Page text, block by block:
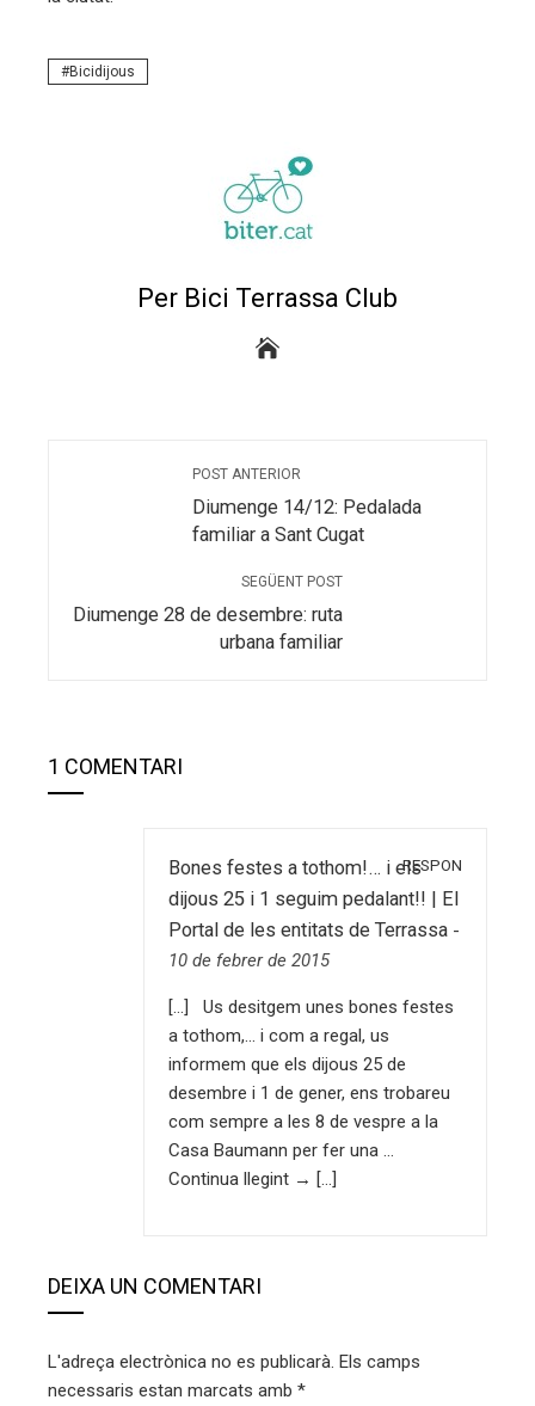
Bicidijous
Per Bici Terrassa Club
POST ANTERIOR
Diumenge 14/12: Pedalada
familiar a Sant Cugat
SEGÜENT POST
Diumenge 28 de desembre: ruta
urbana familiar
1 COMENTARI
Bones festes a tothom!… i els
dijous 25 i 1 seguim pedalant!! | El
Portal de les entitats de Terrassa -
10 de febrer de 2015
RESPON
[…] Us desitgem unes bones festes
a tothom,… i com a regal, us
informem que els dijous 25 de
desembre i 1 de gener, ens trobareu
com sempre a les 8 de vespre a la
Casa Baumann per fer una …
Continua llegint → […]
DEIXA UN COMENTARI
L'adreça electrònica no es publicarà. Els camps
necessaris estan marcats amb *